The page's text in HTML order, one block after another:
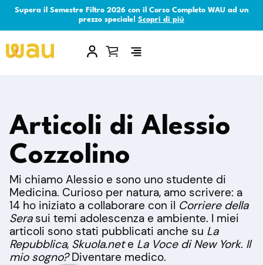
Supera il Semestre Filtro 2026 con il Corso Completo WAU ad un
prezzo speciale! Scopri di più
×
Articoli di Alessio
Cozzolino
Mi chiamo Alessio e sono uno studente di
Medicina. Curioso per natura, amo scrivere: a
14 ho iniziato a collaborare con il Corriere della
Serasui temi adolescenza e ambiente. I miei
articoli sono stati pubblicati anche su La
Repubblica, Skuola.nete La Voce di New York. Il
mio sogno?Diventare medico.